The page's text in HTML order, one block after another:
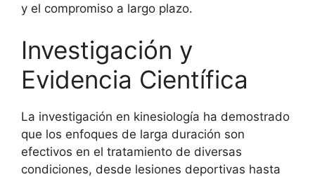
y el compromiso a largo plazo.
Investigación y
Evidencia Científica
La investigación en kinesiología ha demostrado
que los enfoques de larga duración son
efectivos en el tratamiento de diversas
condiciones, desde lesiones deportivas hasta